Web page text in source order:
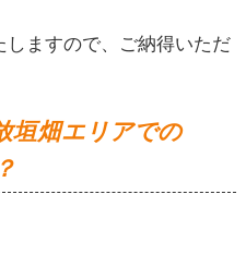
ますので、ご納得いただ
垣畑エリアでの